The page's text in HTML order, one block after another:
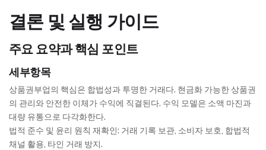
결론 및 실행 가이드
주요 요약과 핵심 포인트
세부항목
상품권부업의 핵심은 합법성과 투명한 거래다. 현금화 가능한 상품권
의 관리와 안전한 이체가 수익에 직결된다. 수익 모델은 소액 마진과
대량 유통으로 다각화한다.
법적 준수 및 윤리 원칙 재확인: 거래 기록 보관, 소비자 보호, 합법적
채널 활용, 타인 거래 방지.